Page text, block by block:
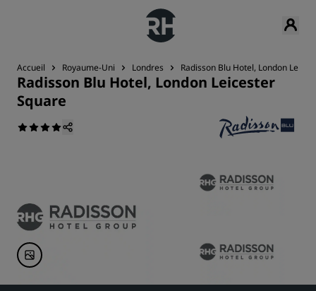
Accueil Royaume-Uni Londres Radisson Blu Hotel, London
Radisson Blu Hotel, London Leicester
Square